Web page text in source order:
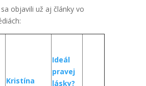
objavili už aj články vo
Kristína
Ideál
pravej
lásky?